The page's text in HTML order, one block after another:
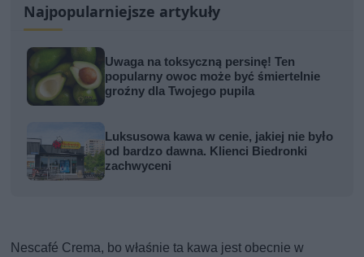
Najpopularniejsze artykuły
Uwaga na toksyczną persinę! Ten
popularny owoc może być śmiertelnie
groźny dla Twojego pupila
Luksusowa kawa w cenie, jakiej nie było
od bardzo dawna. Klienci Biedronki
zachwyceni
Nescafé Crema, bo właśnie ta kawa jest obecnie w